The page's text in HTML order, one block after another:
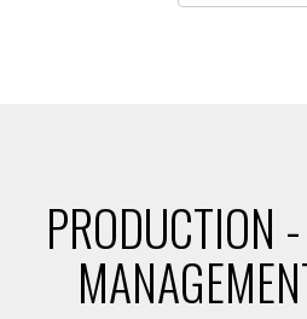
PRODUCTION